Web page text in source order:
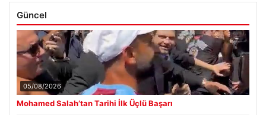
Güncel
05/08/2026
Mohamed Salah’tan Tarihi İlk Üçlü Başarı